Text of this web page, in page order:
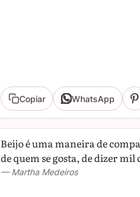
Copiar WhatsApp
Beijo é uma maneira de
de quem se gosta, de dizer mil
— Martha Medeiros